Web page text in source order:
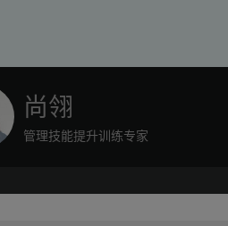
尚翎
管理技能提升训练专家